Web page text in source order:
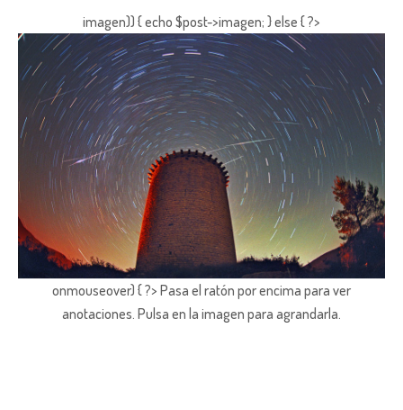
imagen)) { echo $post->imagen; } else { ?>
onmouseover) { ?> Pasa el ratón por encima para ver
anotaciones. Pulsa en la imagen para agrandarla.